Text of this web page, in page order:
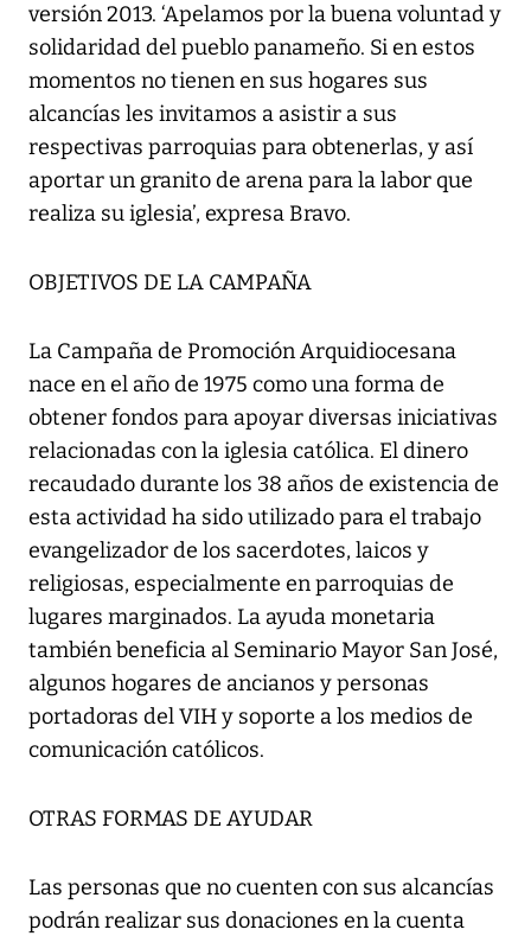
versión 2013. ‘Apelamos por la buena voluntad y
solidaridad del pueblo panameño. Si en estos
momentos no tienen en sus hogares sus
alcancías les invitamos a asistir a sus
respectivas parroquias para obtenerlas, y así
aportar un granito de arena para la labor que
realiza su iglesia’, expresa Bravo.
OBJETIVOS DE LA CAMPAÑA
La Campaña de Promoción Arquidiocesana
nace en el año de 1975 como una forma de
obtener fondos para apoyar diversas iniciativas
relacionadas con la iglesia católica. El dinero
recaudado durante los 38 años de existencia de
esta actividad ha sido utilizado para el trabajo
evangelizador de los sacerdotes, laicos y
religiosas, especialmente en parroquias de
lugares marginados. La ayuda monetaria
también beneficia al Seminario Mayor San José,
algunos hogares de ancianos y personas
portadoras del VIH y soporte a los medios de
comunicación católicos.
OTRAS FORMAS DE AYUDAR
Las personas que no cuenten con sus alcancías
podrán realizar sus donaciones en la cuenta